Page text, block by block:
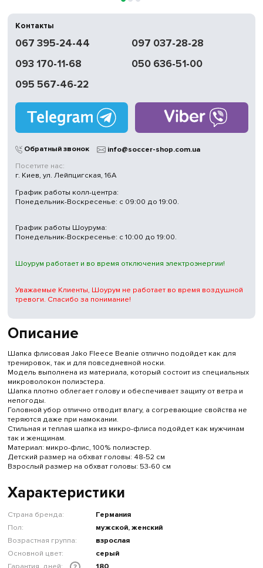
Описание
Шапка флисовая Jako Fleece Beanie отлично подойдет как для
тренировок, так и для повседневной носки.
Модель выполнена из материала, который состоит из специальных
микроволокон полиэстера.
Шапка плотно облегает голову и обеспечивает защиту от ветра и
непогоды.
Головной убор отлично отводит влагу, а согревающие свойства не
теряются даже при намокании.
Стильная и теплая шапка из микро-флиса подойдет как мужчинам
так и женщинам.
Материал: микро-флис, 100% полиэстер.
Детский размер на обхват головы: 48-52 см
Взрослый размер на обхват головы: 53-60 см
Характеристики
Страна бренда:
Германия
Пол:
мужской, женский
Возрастная группа:
взрослая
Основной цвет:
серый
Контакты
067 395-24-44
097 037-28-28
093 170-11-68
050 636-51-00
095 567-46-22
Обратный звонок
info@soccer-shop.com.ua
Посетите нас:
г. Киев, ул. Лейпцигская, 16А
График работы колл-центра:
Понедельник-Воскресенье: с 09:00 до 19:00.
График работы Шоурума:
Понедельник-Воскресенье: с 10:00 до 19:00.
Шоурум работает и во время отключения электроэнергии!
Уважаемые Клиенты, Шоурум не работает во время воздушной
тревоги. Спасибо за понимание!